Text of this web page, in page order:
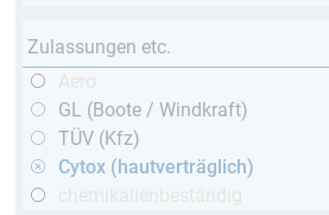
Zulassungen etc.
GL (Boote / Windkraft)
TÜV (Kfz)
Cytox (hautverträglich)